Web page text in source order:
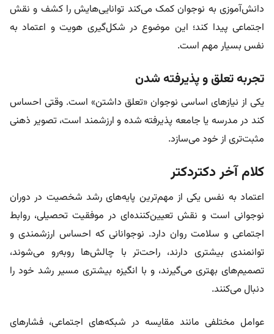
دانش‌آموزی به نوجوان کمک می‌کند توانایی‌هایش را کشف و نقش
اجتماعی پیدا کند؛ این موضوع در شکل‌گیری هویت و اعتماد به
نفس بسیار مهم است.
تجربه تعلق و پذیرفته شدن
یکی از نیازهای اساسی نوجوان «تعلق داشتن» است. وقتی احساس
کند در مدرسه یا جامعه پذیرفته شده و ارزشمند است، تصویر ذهنی
مثبت‌تری از خود می‌سازد.
کلام آخر دکتردکتر
اعتماد به نفس یکی از مهم‌ترین پایه‌های رشد شخصیت در دوران
نوجوانی است و نقش تعیین‌کننده‌ای در موفقیت تحصیلی، روابط
اجتماعی و سلامت روان دارد. نوجوانانی که احساس ارزشمندی و
توانمندی بیشتری دارند، راحت‌تر با چالش‌ها روبه‌رو می‌شوند،
تصمیم‌های بهتری می‌گیرند، و با انگیزه بیشتری مسیر رشد خود را
دنبال می‌کنند.
عوامل مختلفی مانند مقایسه در شبکه‌های اجتماعی، فشارهای